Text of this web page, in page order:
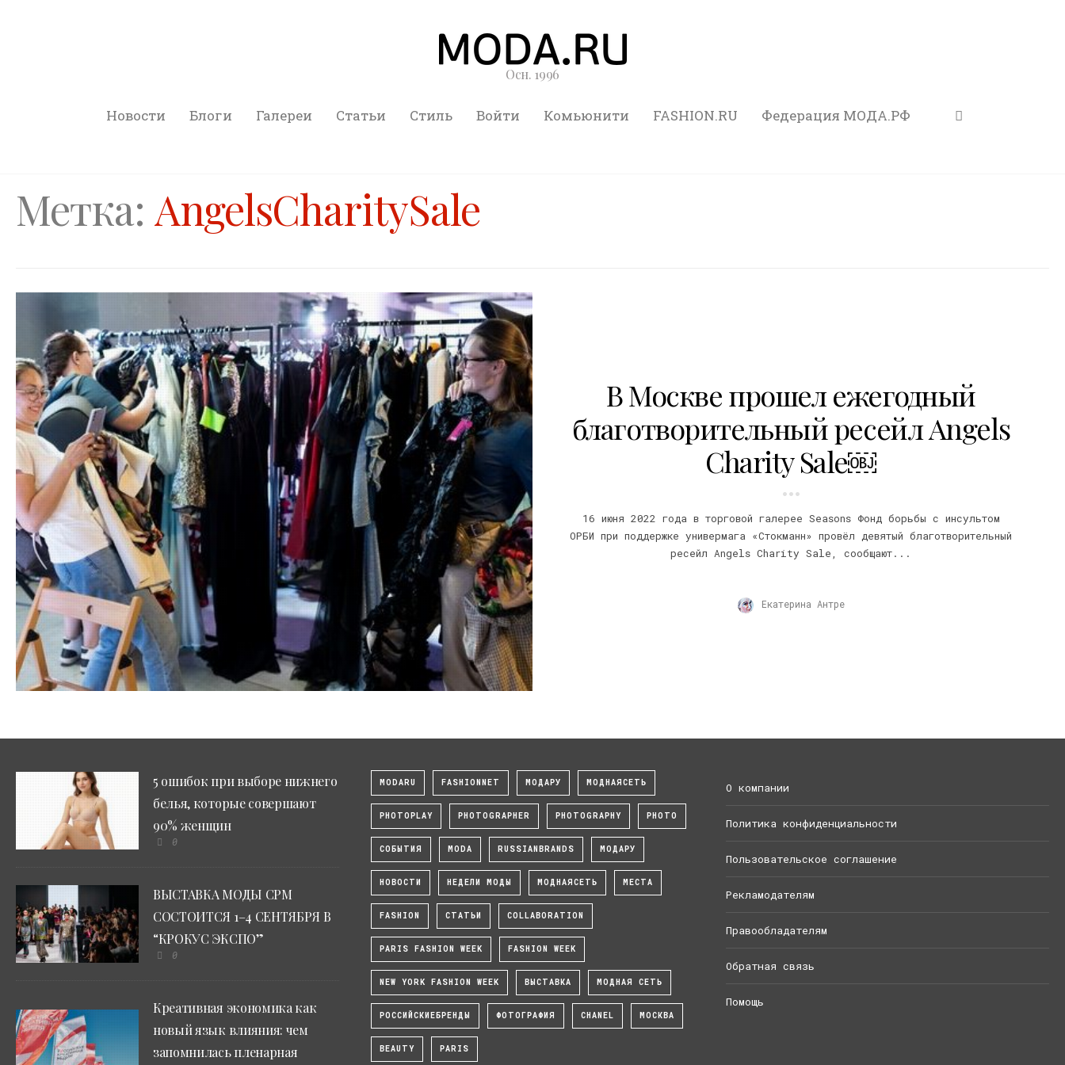
Осн. 1996
Новости Блоги Галереи Статьи Стиль Войти Комьюнити FASHION.RU Федерация МОДА.РФ
Метка: AngelsCharitySale
В Москве прошел ежегодный
благотворительный ресейл Angels
Charity Sale￼
16 июня 2022 года в торговой галерее Seasons Фонд борьбы с инсультом
ОРБИ при поддержке универмага «Стокманн» провёл девятый благотворительный
ресейл Angels Charity Sale, сообщают...
Екатерина Антре
5 ошибок при выборе нижнего
белья, которые совершают
90% женщин
0
ВЫСТАВКА МОДЫ CPM
СОСТОИТСЯ 1–4 СЕНТЯБРЯ В
“КРОКУС ЭКСПО”
0
Креативная экономика как
новый язык влияния: чем
запомнилась пленарная
MODARU FASHIONNET МОДАРУ МОДНАЯСЕТЬ
PHOTOPLAY PHOTOGRAPHER PHOTOGRAPHY PHOTO
СОБЫТИЯ MODA RUSSIANBRANDS МОДАРУ
НОВОСТИ НЕДЕЛИ МОДЫ МОДНАЯСЕТЬ МЕСТА
FASHION СТАТЬИ COLLABORATION
PARIS FASHION WEEK FASHION WEEK
NEW YORK FASHION WEEK ВЫСТАВКА МОДНАЯ СЕТЬ
РОССИЙСКИЕБРЕНДЫ ФОТОГРАФИЯ CHANEL МОСКВА
BEAUTY PARIS
О компании
Политика конфиденциальности
Пользовательское соглашение
Рекламодателям
Правообладателям
Обратная связь
Помощь